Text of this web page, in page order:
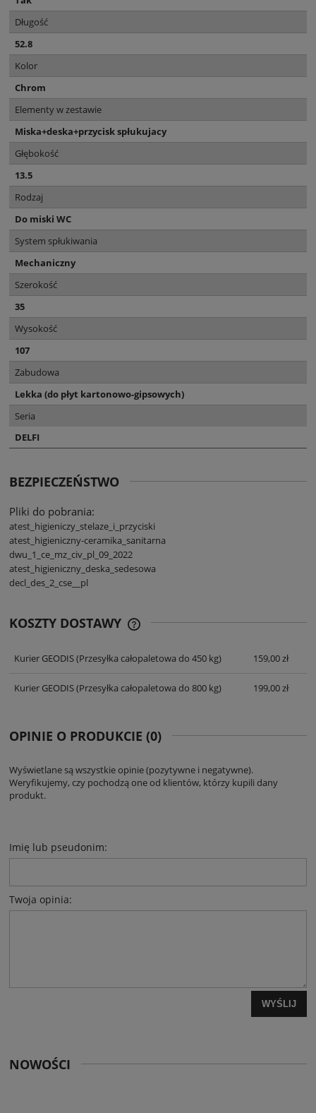
Długość
52.8
Kolor
Chrom
Elementy w zestawie
Miska+deska+przycisk spłukujacy
Głębokość
13.5
Rodzaj
Do miski WC
System spłukiwania
Mechaniczny
Szerokość
35
Wysokość
107
Zabudowa
Lekka (do płyt kartonowo-gipsowych)
Seria
DELFI
BEZPIECZEŃSTWO
Pliki do pobrania:
atest_higieniczy_stelaze_i_przyciski
atest_higieniczny-ceramika_sanitarna
dwu_1_ce_mz_civ_pl_09_2022
atest_higieniczny_deska_sedesowa
decl_des_2_cse__pl
KOSZTY DOSTAWY
Kurier GEODIS(Przesyłka całopaletowa do 450 kg) 159,00 zł
Kurier GEODIS(Przesyłka całopaletowa do 800 kg) 199,00 zł
OPINIE O PRODUKCIE (0)
Wyświetlane są wszystkie opinie (pozytywne i negatywne).
Weryfikujemy, czy pochodzą one od klientów, którzy kupili dany
produkt.
Imię lub pseudonim:
Twoja opinia:
WYŚLIJ
NOWOŚCI